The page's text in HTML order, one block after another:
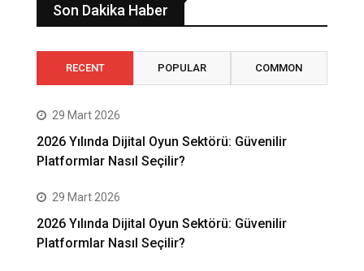
Son Dakika Haber
RECENT POPULAR COMMON
29 Mart 2026
2026 Yılında Dijital Oyun Sektörü: Güvenilir
Platformlar Nasıl Seçilir?
29 Mart 2026
2026 Yılında Dijital Oyun Sektörü: Güvenilir
Platformlar Nasıl Seçilir?